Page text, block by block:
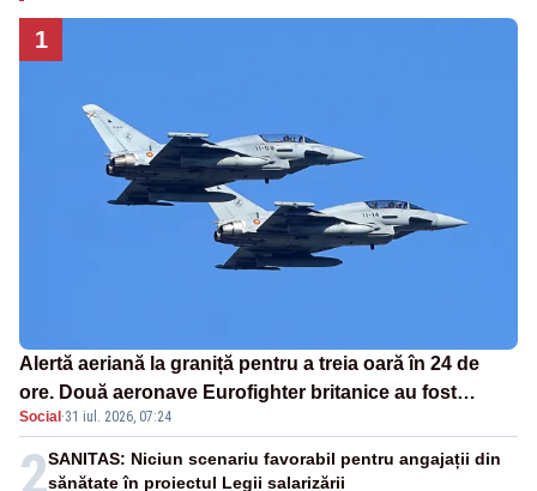
1
Alertă aeriană la graniță pentru a treia oară în 24 de
ore. Două aeronave Eurofighter britanice au fost
ridicate de la sol
Social ·31 iul. 2026, 07:24
2SANITAS: Niciun scenariu favorabil pentru angajații din
sănătate în proiectul Legii salarizării